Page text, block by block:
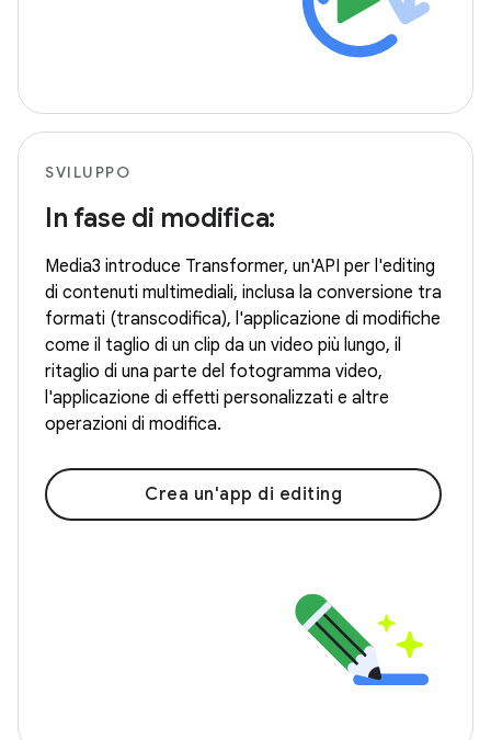
SVILUPPO
In fase di modifica:
Media3 introduce Transformer, un'API per l'editing
di contenuti multimediali, inclusa la conversione tra
formati (transcodifica), l'applicazione di modifiche
come il taglio di un clip da un video più lungo, il
ritaglio di una parte del fotogramma video,
l'applicazione di effetti personalizzati e altre
operazioni di modifica.
Crea un'app di editing